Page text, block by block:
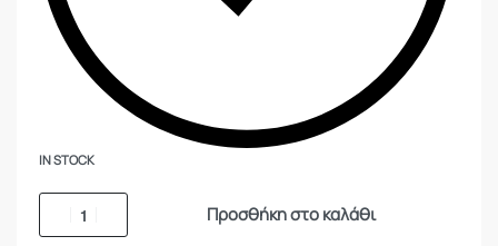
IN STOCK
Προσθήκη στο καλάθι